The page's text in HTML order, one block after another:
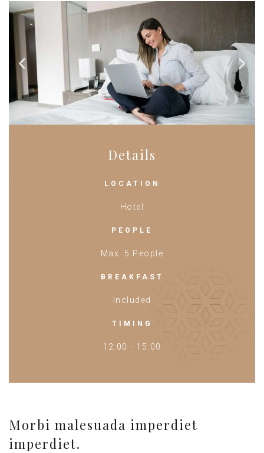
Details
LOCATION
Hotel
PEOPLE
Max. 5 People
BREAKFAST
Included
TIMING
12:00 - 15:00
Morbi malesuada imperdiet
imperdiet.